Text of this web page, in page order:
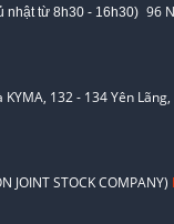
nhật từ 8h30 - 16h30) 96
KYMA, 132 - 134 Yên
JOINT STOCK COMPANY)